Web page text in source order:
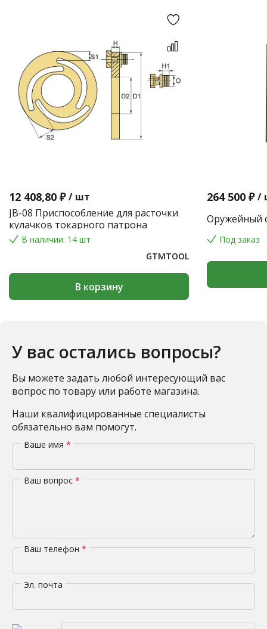
12 408,80 ₽ / шт
JB-08 Приспособление для расточки
кулачков токарного патрона
В наличии: 14 шт
GTMTOOL
В корзину
264 500 ₽ /
Оружейный
Под заказ
У вас остались вопросы?
Вы можете задать любой интересующий вас
вопрос по товару или работе магазина.
Наши квалифицированные специалисты
обязательно вам помогут.
Ваше имя *
Ваш вопрос *
Ваш телефон *
Эл. почта